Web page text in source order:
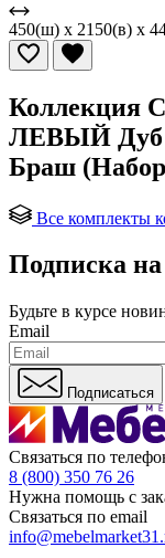
450(ш) x 2150(в) x
Коллекция
ЛЕВЫЙ Дуб
Браш
Все комплекты
Подписка на
Будьте в курсе
Email
Подписаться
Связаться по
8 (800) 350 76 26
Нужна помощь с
Связаться по email